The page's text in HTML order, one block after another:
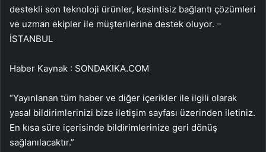
destekli son teknoloji ürünler, kesintisiz bağlantı çözümleri
ve uzman ekipler ile müşterilerine destek oluyor. –
İSTANBUL
Haber Kaynak : SONDAKIKA.COM
“Yayınlanan tüm haber ve diğer içerikler ile ilgili olarak
yasal bildirimlerinizi bize iletişim sayfası üzerinden iletiniz.
En kısa süre içerisinde bildirimlerinize geri dönüş
sağlanılacaktır.”